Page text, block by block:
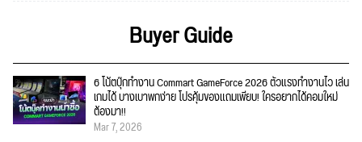
Buyer Guide
6 โน้ตบุ๊กทำงาน Commart GameForce 2026 ตัวแรงทำงานไว เล่น
เกมได้ บางเบาพกง่าย โปรคุ้มของแถมเพียบ! ใครอยากได้คอมใหม่
ต้องมา!!
Mar 7, 2026